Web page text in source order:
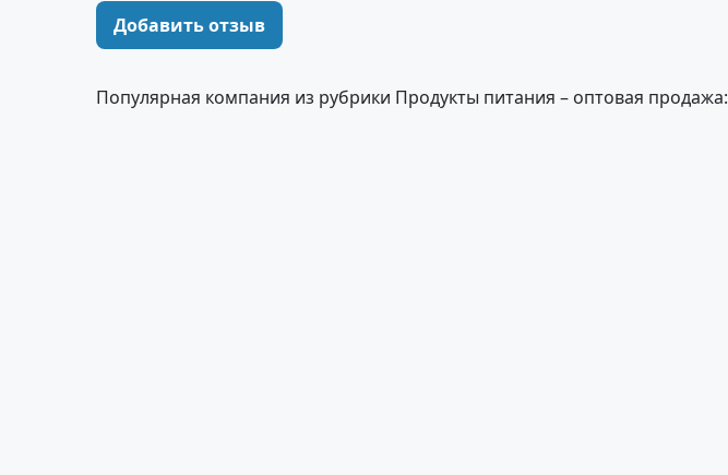
Добавить отзыв
Популярная компания из рубрики Продукты питания – оптовая продажа: